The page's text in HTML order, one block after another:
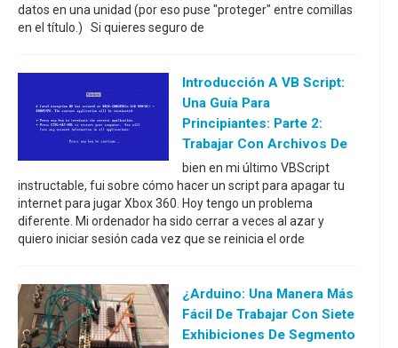
datos en una unidad (por eso puse "proteger" entre comillas
en el título.) Si quieres seguro de
Introducción A VB Script:
Una Guía Para
Principiantes: Parte 2:
Trabajar Con Archivos De
bien en mi último VBScript
instructable, fui sobre cómo hacer un script para apagar tu
internet para jugar Xbox 360. Hoy tengo un problema
diferente. Mi ordenador ha sido cerrar a veces al azar y
quiero iniciar sesión cada vez que se reinicia el orde
¿Arduino: Una Manera Más
Fácil De Trabajar Con Siete
Exhibiciones De Segmento